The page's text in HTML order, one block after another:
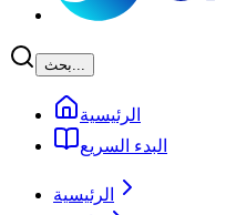
بحث...
الرئيسية
البدء السريع
الرئيسية